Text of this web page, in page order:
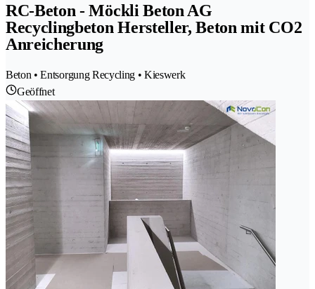
RC-Beton - Möckli Beton AG
Recyclingbeton Hersteller, Beton mit CO2
Anreicherung
Beton • Entsorgung Recycling • Kieswerk
Geöffnet